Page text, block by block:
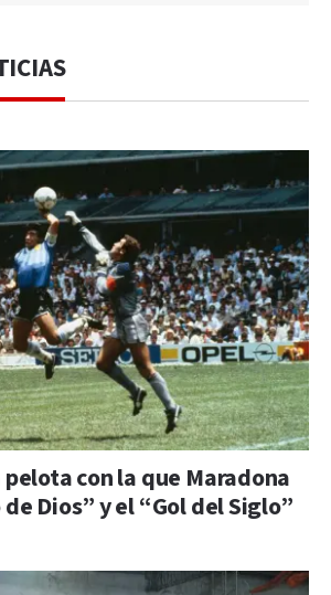
con la que Maradona
Dios” y el “Gol del Siglo”